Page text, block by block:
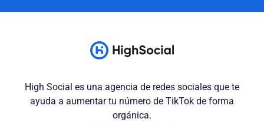
High Social es una agencia de redes sociales que te
ayuda a aumentar tu número de TikTok de forma
orgánica.